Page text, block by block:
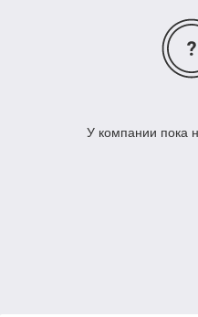
У компании пока